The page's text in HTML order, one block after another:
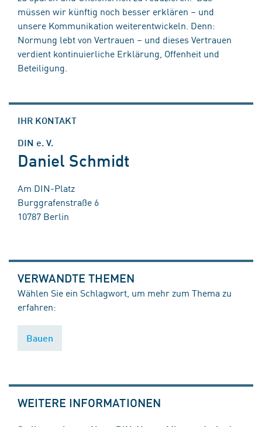
müssen wir künftig noch besser erklären – und
unsere Kommunikation weiterentwickeln. Denn:
Normung lebt von Vertrauen – und dieses Vertrauen
verdient kontinuierliche Erklärung, Offenheit und
Beteiligung.
IHR KONTAKT
DIN e. V.
Daniel Schmidt
Am DIN-Platz
Burggrafenstraße 6
10787 Berlin
VERWANDTE THEMEN
Wählen Sie ein Schlagwort, um mehr zum Thema zu
erfahren:
Bauen
WEITERE INFORMATIONEN